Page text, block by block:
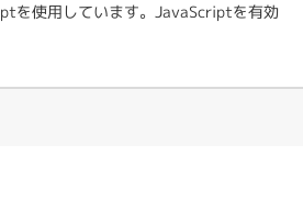
を使用しています。JavaScriptを有効